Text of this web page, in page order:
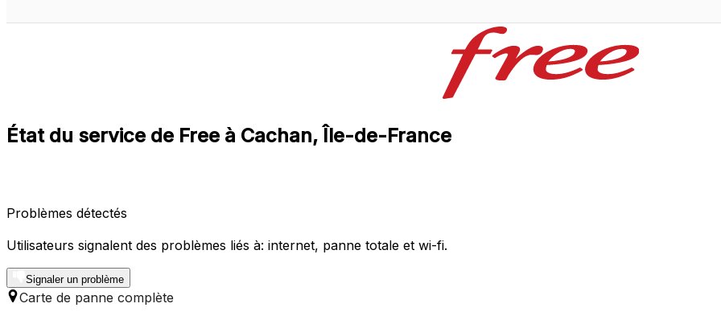
État du service de Free à Cachan, Île-de-France
Problèmes détectés
Utilisateurs signalent des problèmes liés à: internet, panne totale et wi-fi.
Signaler un problème
Carte de panne complète